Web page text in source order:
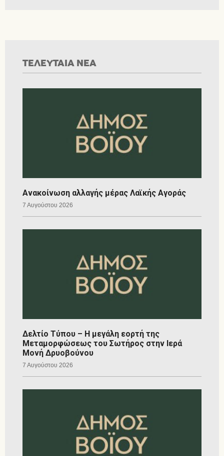
ΤΕΛΕΥΤΑΙΑ ΝΕΑ
Ανακοίνωση αλλαγής μέρας Λαϊκής Αγοράς
7 Αυγούστου 2026
Δελτίο Τύπου – Η μεγάλη εορτή της
Μεταμορφώσεως του Σωτήρος στην Ιερά
Μονή Δρυοβούνου
7 Αυγούστου 2026